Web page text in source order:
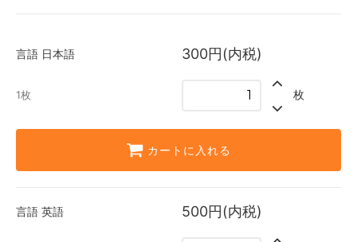
言語 日本語 300円(内税)
1枚 枚
カートに入れる
言語 英語 500円(内税)